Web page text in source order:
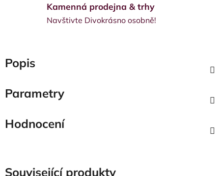
Kamenná prodejna & trhy
Navštivte Divokrásno osobně!
Popis
Parametry
Hodnocení
Související produkty